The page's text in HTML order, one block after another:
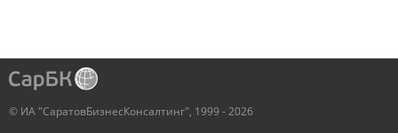
© ИА "СаратовБизнесКонсалтинг", 1999 - 2026